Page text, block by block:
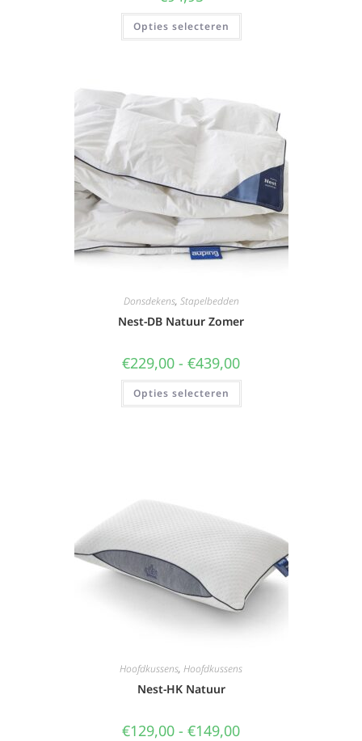
Opties selecteren
Donsdekens, Stapelbedden
Nest-DB Natuur Zomer
€229,00 - €439,00
Opties selecteren
Hoofdkussens, Hoofdkussens
Nest-HK Natuur
€129,00 - €149,00